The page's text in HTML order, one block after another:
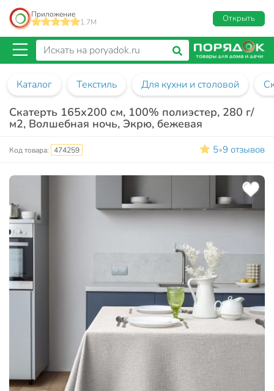
Приложение
1.7M
Открыть
Каталог Текстиль Для кухни и столовой
Скатерть 165х200 см, 100% полиэстер, 280 г/
м2, Волшебная ночь, Экрю, бежевая
Код товара: 474259 5•9 отзывов